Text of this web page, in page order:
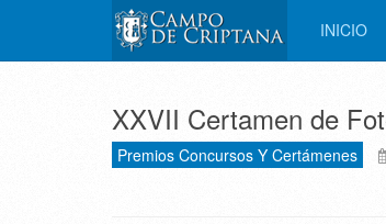
INICIO
XXVII Certamen de
Premios Concursos Y Certámenes